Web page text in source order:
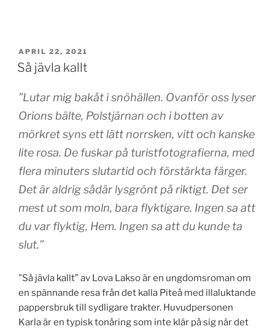
PUBLICERAT
APRIL 22, 2021
Så jävla kallt
”Lutar mig bakåt i snöhällen. Ovanför oss lyser
Orions bälte, Polstjärnan och i botten av
mörkret syns ett lätt norrsken, vitt och kanske
lite rosa. De fuskar på turistfotografierna, med
flera minuters slutartid och förstärkta färger.
Det är aldrig sådär lysgrönt på riktigt. Det ser
mest ut som moln, bara flyktigare. Ingen sa att
du var flyktig, Hem. Ingen sa att du kunde ta
slut.”
”Så jävla kallt” av Lova Lakso är en ungdomsroman om
en spännande resa från det kalla Piteå med illaluktande
pappersbruk till sydligare trakter. Huvudpersonen
Karla är en typisk tonåring som inte klär på sig när det